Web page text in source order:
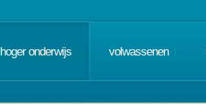
hoger onderwijs volwassenen